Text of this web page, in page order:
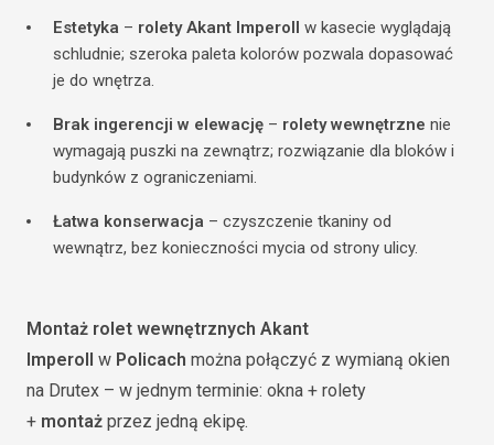
Estetyka – rolety Akant Imperoll w kasecie wyglądają
schludnie; szeroka paleta kolorów pozwala dopasować
je do wnętrza.
Brak ingerencji w elewację – rolety wewnętrzne nie
wymagają puszki na zewnątrz; rozwiązanie dla bloków i
budynków z ograniczeniami.
Łatwa konserwacja – czyszczenie tkaniny od
wewnątrz, bez konieczności mycia od strony ulicy.
Montaż rolet wewnętrznych Akant
Imperoll w Policach można połączyć z wymianą okien
na Drutex – w jednym terminie: okna + rolety
+ montaż przez jedną ekipę.